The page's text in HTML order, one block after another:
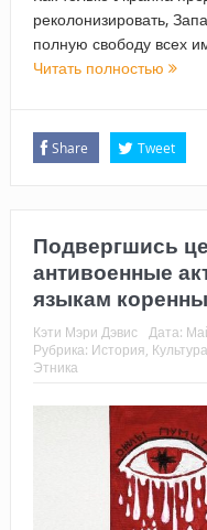
реколонизировать,
полную свободу всех
Читать полностью
Share Tweet
Подвергшись
антивоенные
языкам
Кэти Мэри Дэвис Дата:
Рубрика: История, Культура
Этника